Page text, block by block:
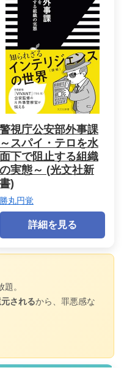
警視庁公安部外事課
～スパイ・テロを水
面下で阻止する組織
の実態～ (光文社新
書)
勝丸円覚
詳細を見る
。
されるから、罪悪感な